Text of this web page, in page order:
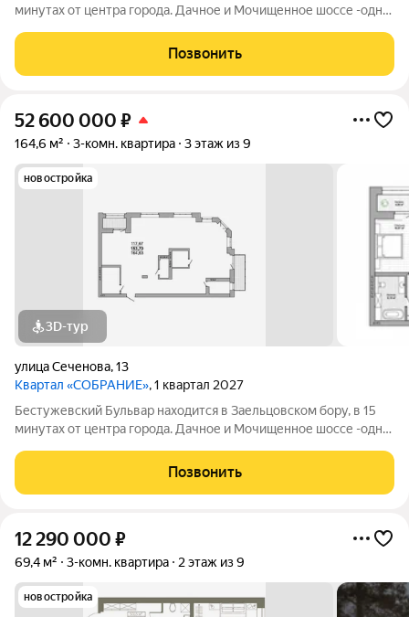
минутах от центра города. Дачное и Мочищенное шоссе -одни
воздух, абсолютная тишина, освещенные тропинки в
реликтовом бору для неспешных
Позвонить
52 600 000 ₽
164,6 м² 3-комн. квартира 3 этаж из 9
новостройка
3D-тур
улица Сеченова,13
Квартал «СОБРАНИЕ», 1 квартал 2027
Бестужевский Бульвар находится в Заельцовском бору, в 15
минутах от центра города. Дачное и Мочищенное шоссе -одни
воздух, абсолютная тишина, освещенные тропинки в
реликтовом бору для неспешных
Позвонить
12 290 000 ₽
69,4 м² 3-комн. квартира 2 этаж из 9
новостройка